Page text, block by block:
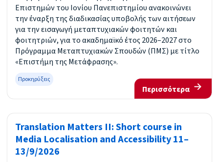
Επιστημών του Ιονίου Πανεπιστημίου ανακοινώνει
την έναρξη της διαδικασίας υποβολής των αιτήσεων
για την εισαγωγή μεταπτυχιακών φοιτητών και
φοιτητριών, για το ακαδημαϊκό έτος 2026–2027 στο
Πρόγραμμα Μεταπτυχιακών Σπουδών (ΠΜΣ) με τίτλο
«Επιστήμη της Μετάφρασης».
Προκηρύξεις
Περισσότερα
Translation Matters II: Short course in
Media Localisation and Accessibility 11–
13/9/2026